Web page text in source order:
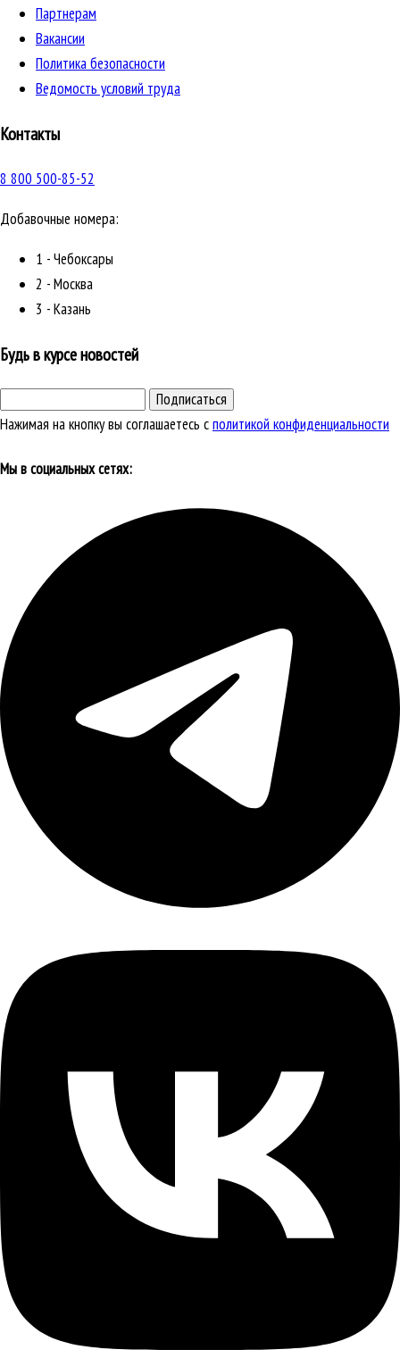
Партнерам
Вакансии
Политика безопасности
Ведомость условий труда
Контакты
8 800 500-85-52
Добавочные номера:
1 - Чебоксары
2 - Москва
3 - Казань
Будь в курсе новостей
Подписаться
Нажимая на кнопку вы соглашаетесь сполитикой конфиденциальности
Мы в социальных сетях: